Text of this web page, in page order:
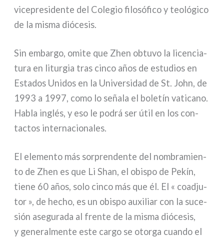
vice­pre­si­den­te del Colegio filo­só­fi­co y teo­ló­gi­co
de la misma dió­ce­sis.
Sin embar­go, omi­te que Zhen obtu­vo la licen­cia­
tu­ra en litur­gia tras cin­co años de estu­dios en
Estados Unidos en la Universidad de St. John, de
1993 a 1997, como lo seña­la el bole­tín vati­ca­no.
Habla inglés, y eso le podrá ser útil en los con­
tac­tos inter­na­cio­na­les.
El ele­men­to más sor­pren­den­te del nom­bra­mien­
to de Zhen es que Li Shan, el obi­spo de Pekín,
tie­ne 60 años, solo cin­co más que él. El « coa­d­ju­
tor », de hecho, es un obi­spo auxi­liar con la suce­
sión ase­gu­ra­da al fren­te de la misma dió­ce­sis,
y gene­ral­men­te este car­go se otor­ga cuan­do el